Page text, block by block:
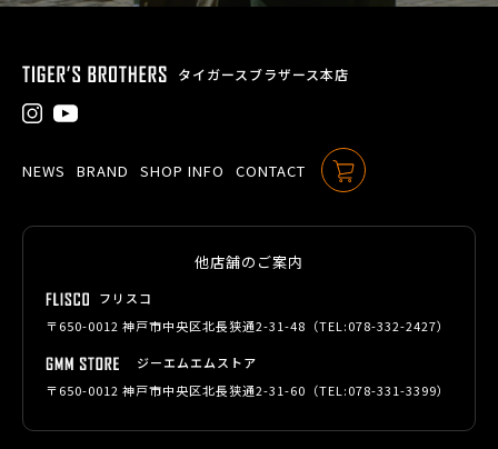
タイガースブラザース本店
NEWS BRAND SHOP INFO CONTACT ONLINE SHOP
他店舗のご案内
フリスコ
〒650-0012 神戸市中央区北長狭通2-31-48（TEL:078-332-2427）
ジーエムエムストア
〒650-0012 神戸市中央区北長狭通2-31-60（TEL:078-331-3399）